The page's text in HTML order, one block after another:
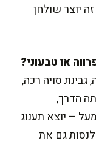
יוצר שולחן
גבינת סויה רכה,
הדרך,
– יוצא תענוג
לנסות גם את